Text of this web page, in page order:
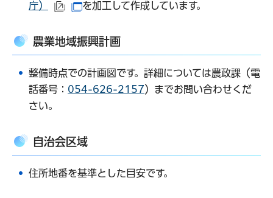
庁）
（外部サイトへリンク）
（別ウインドウで開きます）
を加工して作成しています。
農業地域振興計画
整備時点での計画図です。詳細については農政課（電
話番号： 054-626-2157）までお問い合わせくだ
さい。
自治会区域
住所地番を基準とした目安です。